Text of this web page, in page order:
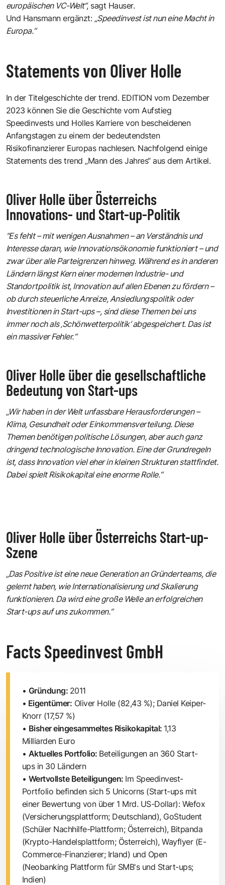
europäischen VC-Welt“, sagt Hauser.
Und Hansmann ergänzt: „Speedinvest ist nun eine Macht in
Europa.“
Statements von Oliver Holle
In der Titelgeschichte der trend. EDITION vom Dezember
2023 können Sie die Geschichte vom Aufstieg
Speedinvests und Holles Karriere von bescheidenen
Anfangstagen zu einem der bedeutendsten
Risikofinanzierer Europas nachlesen. Nachfolgend einige
Statements des trend „Mann des Jahres“ aus dem Artikel.
Oliver Holle über Österreichs
Innovations- und Start-up-Politik
"Es fehlt – mit wenigen Ausnahmen – an Verständnis und
Interesse daran, wie Innovationsökonomie funktioniert – und
zwar über alle Parteigrenzen hinweg. Während es in anderen
Ländern längst Kern einer modernen Industrie- und
Standortpolitik ist, Innovation auf allen Ebenen zu fördern –
ob durch steuerliche Anreize, Ansiedlungspolitik oder
Investitionen in Start-ups –, sind diese Themen bei uns
immer noch als ‚Schönwetterpolitik‘ abgespeichert. Das ist
ein massiver Fehler.“
Oliver Holle über die gesellschaftliche
Bedeutung von Start-ups
„Wir haben in der Welt unfassbare Herausforderungen –
Klima, Gesundheit oder Einkommensverteilung. Diese
Themen benötigen politische Lösungen, aber auch ganz
dringend technologische Innovation. Eine der Grundregeln
ist, dass Innovation viel eher in kleinen Strukturen stattfindet.
Dabei spielt Risikokapital eine enorme Rolle.“
Oliver Holle über Österreichs Start-up-
Szene
„Das Positive ist eine neue Generation an Gründerteams, die
gelernt haben, wie Internationalisierung und Skalierung
funktionieren. Da wird eine große Welle an erfolgreichen
Start-ups auf uns zukommen.“
Facts Speedinvest GmbH
• Gründung: 2011
• Eigentümer: Oliver Holle (82,43 %); Daniel Keiper-
Knorr (17,57 %)
• Bisher eingesammeltes Risikokapital: 1,13
Milliarden Euro
• Aktuelles Portfolio: Beteiligungen an 360 Start-
ups in 30 Ländern
• Wertvollste Beteiligungen: Im Speedinvest-
Portfolio befinden sich 5 Unicorns (Start-ups mit
einer Bewertung von über 1 Mrd. US-Dollar): Wefox
(Versicherungsplattform; Deutschland), GoStudent
(Schüler Nachhilfe-Plattform; Österreich), Bitpanda
(Krypto-Handelsplattform; Österreich),Wayflyer(E-
Commerce-Finanzierer; Irland) und Open
(Neobanking Plattform für SMB's und Start-ups;
Indien)